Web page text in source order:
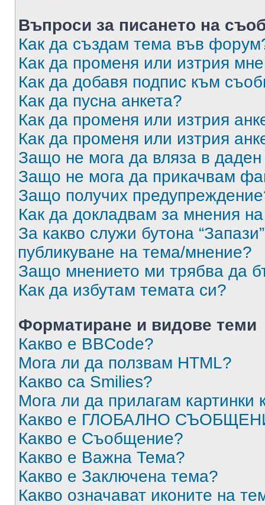
Въпроси за писането на
Как да създам тема във
Как да променя или изтрия
Как да добавя подпис към
Как да пусна анкета?
Как да променя или изтрия
Как да променя или изтрия
Защо не мога да вляза в
Защо не мога да прикачвам
Защо получих
Как да докладвам за мнения
За какво служи бутона
публикуване на тема/мнение?
Защо мнението ми трябва да
Как да избутам темата си?
Форматиране и видове теми
Какво е BBCode?
Мога ли да ползвам HTML?
Какво са Smilies?
Мога ли да прилагам
Какво е ГЛОБАЛНО
Какво е Съобщение?
Какво е Важна Тема?
Какво е Заключена тема?
Какво означават иконите на